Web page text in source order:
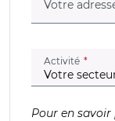
Votre
Activité
Pour en